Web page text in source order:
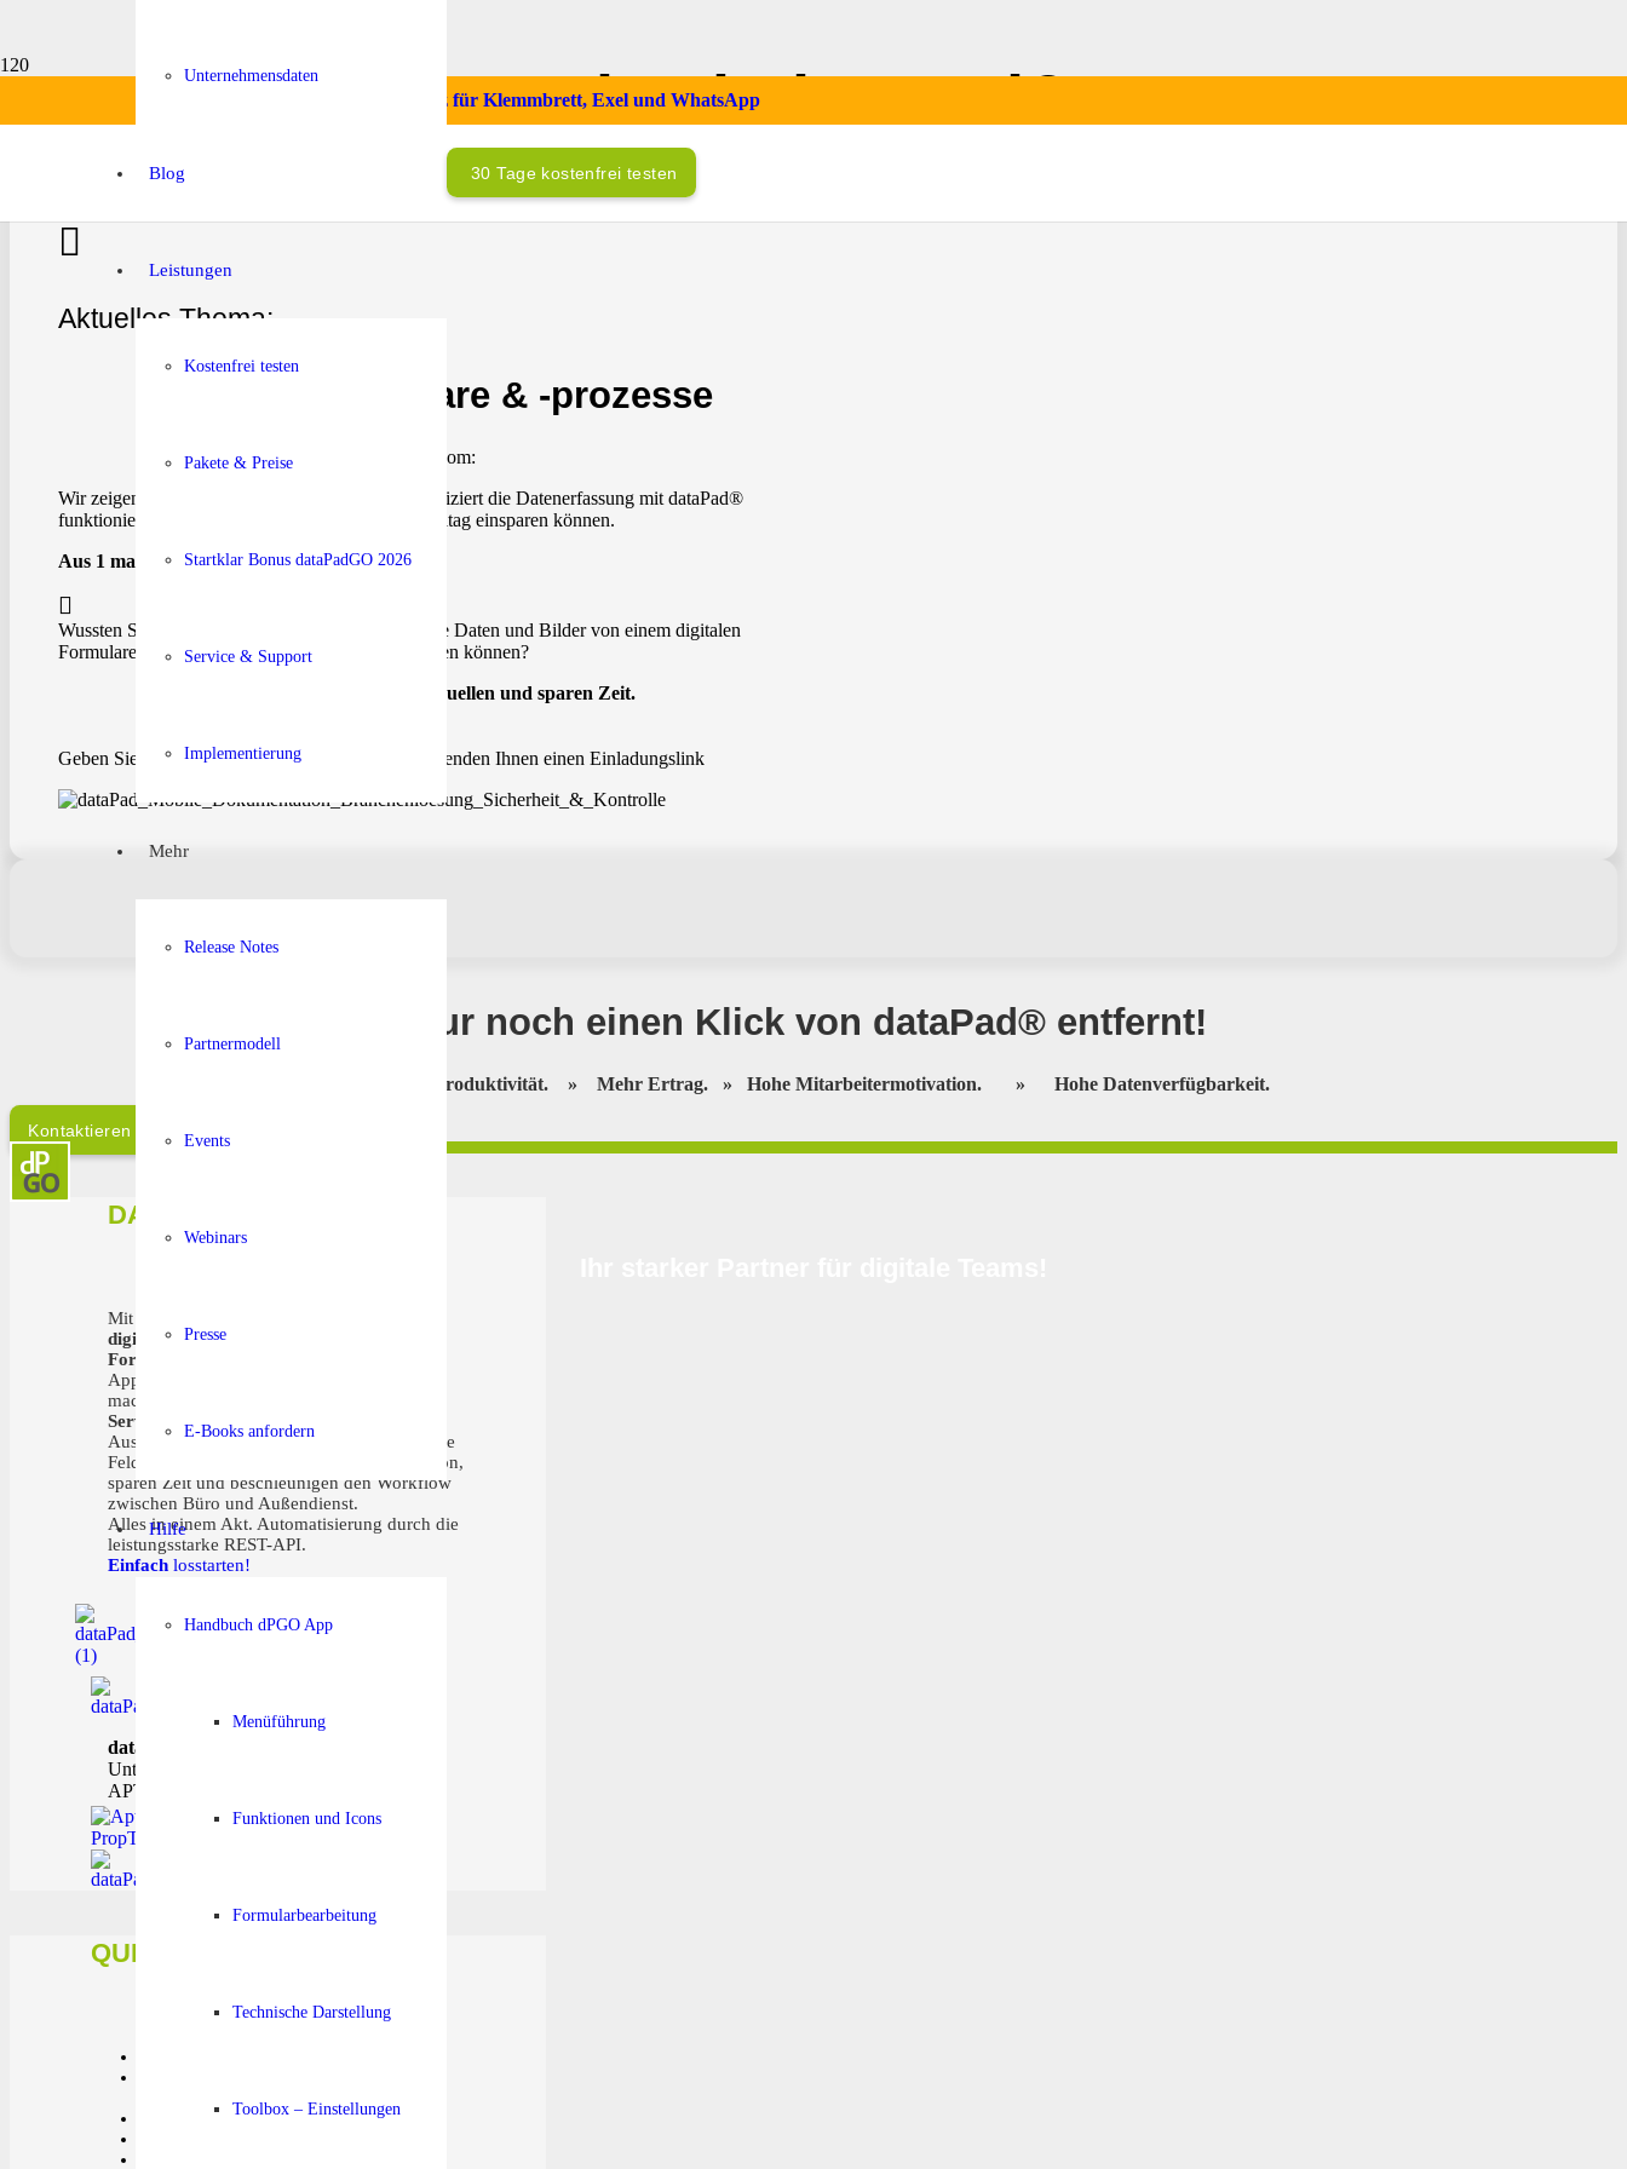
Startklarbonus – Ihr smarter Ersatz für Klemmbrett, Exel und WhatsApp
Unternehmensdaten
Blog
Leistungen
Kostenfrei testen
Pakete & Preise
Startklar Bonus dataPadGO 2026
Service & Support
Implementierung
Mehr
Release Notes
Partnermodell
Events
Webinars
Presse
E-Books anfordern
Hilfe
Handbuch dPGO App
Menüführung
Funktionen und Icons
Formularbearbeitung
Technische Darstellung
Toolbox – Einstellungen
30 Tage kostenfrei testen
Fit mit dataPad®
Aktuelles Thema:
Digitale Formulare & -prozesse
via Zoom:
Wir zeigen Ihnen online, wie einfach und unkompliziert die Datenerfassung mit dataPad®
funktioniert und wieviel Zeit Sie im beruflichen Alltag einsparen können.
Aus 1 mach 2
Wussten Sie, dass Sie mit dataPad® einmal erfasste Daten und Bilder von einem digitalen
Formulare gleich in ein anderes Formular übertragen können?
So vermeiden Sie Fehlerquellen und sparen Zeit.
Geben Sie uns Ihren Wunschtermin bekannt. Wir senden Ihnen einen Einladungslink
Nur noch einen Klick von dataPad® entfernt!
Mehr Produktivität. » Mehr Ertrag. » Hohe Mitarbeitermotivation. » Hohe Datenverfügbarkeit.
Kontaktieren Sie uns!
DARUM dataPad®
Mit der dataPad® SaaS Business Lösung
digitalisierenUnternehmen
Formular-Prozesse
App-Lösung ist in 5 Minuten erklärt und
macht
Service
zum Kinderspiel. Die vielen
Ausfüllhilfen, offline & online, vorausgefüllte
Felder,
& Diktierfunktion,
sparen Zeit und beschleunigen den Workflow
zwischen Büro und Außendienst.
Alles in einem Akt. Automatisierung durch die
leistungsstarke REST-API.
Einfachlosstarten!
dataPad®
Unternehmen aus Österreich ist Mitglied der
APTI Prop-Tech Austria
QUICKLINKS:
App – Digitale Formulare